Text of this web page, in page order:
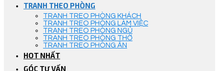
TRANH THEO PHÒNG
TRANH TREO PHÒNG KHÁCH
TRANH TREO PHÒNG LÀM VIỆC
TRANH TREO PHÒNG NGỦ
TRANH TREO PHÒNG THỜ
TRANH TREO PHÒNG ĂN
HOT NHẤT
GÓC TƯ VẤN